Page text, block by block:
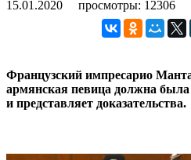
15.01.2020 просмотры: 12306
Французский импресарио
армянская певица должна была
и представляет доказательства.